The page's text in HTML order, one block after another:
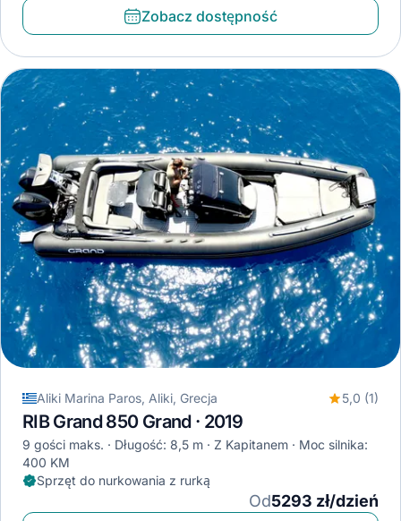
Zobacz dostępność
Aliki Marina Paros, Aliki, Grecja 5,0 (1)
RIB Grand 850 Grand · 2019
9 gości maks. Długość: 8,5 m Z Kapitanem
Moc silnika:
400 KM
Sprzęt do nurkowania z rurką
Od5293 zł/dzień